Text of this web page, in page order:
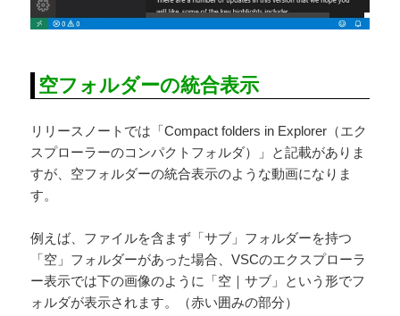
空フォルダーの統合表示
リリースノートでは「Compact folders in Explorer（エク
スプローラーのコンパクトフォルダ）」と記載がありま
すが、空フォルダーの統合表示のような動画になりま
す。
例えば、ファイルを含まず「サブ」フォルダーを持つ
「空」フォルダーがあった場合、VSCのエクスプローラ
ー表示では下の画像のように「空｜サブ」という形でフ
ォルダが表示されます。（赤い囲みの部分）